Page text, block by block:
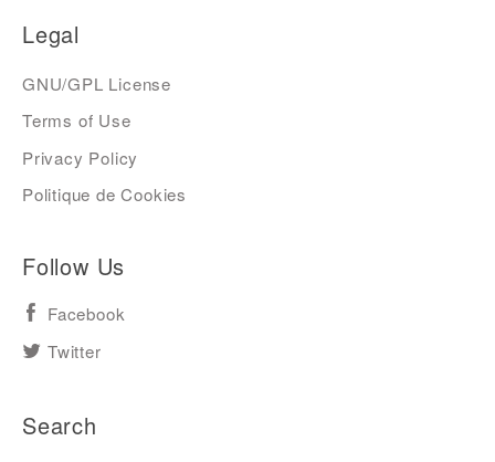
Legal
GNU/GPL License
Terms of Use
Privacy Policy
Politique de Cookies
Follow Us
Facebook
Twitter
Search